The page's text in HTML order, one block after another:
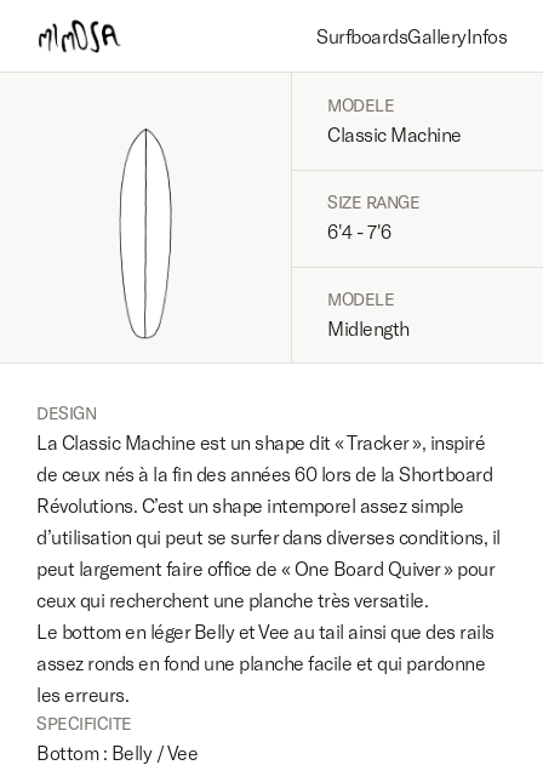
SurfboardsGalleryInfos
MODELE
Classic Machine
SIZE RANGE
6'4 - 7'6
MODELE
Midlength
DESIGN
La Classic Machine est un shape dit « Tracker », inspiré
de ceux nés à la fin des années 60 lors de la Shortboard
Révolutions. C’est un shape intemporel assez simple
d’utilisation qui peut se surfer dans diverses conditions, il
peut largement faire office de « One Board Quiver » pour
ceux qui recherchent une planche très versatile.
Le bottom en léger Belly et Vee au tail ainsi que des rails
assez ronds en fond une planche facile et qui pardonne
les erreurs.
SPECIFICITE
Bottom : Belly / Vee